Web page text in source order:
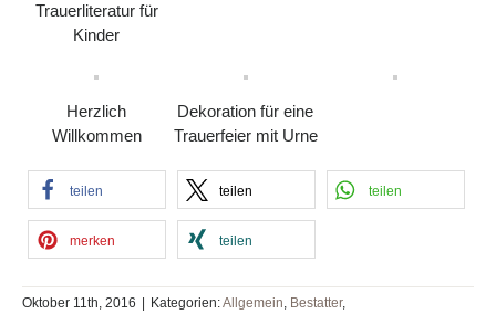
Trauerliteratur für
Kinder
Herzlich
Willkommen
Dekoration für eine
Trauerfeier mit Urne
teilen teilen teilen
merken teilen
Oktober 11th, 2016 Kategorien:Allgemein, Bestatter,